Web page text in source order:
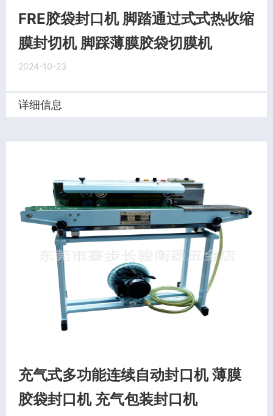
FRE胶袋封口机 脚踏通过式式热收缩
膜封切机 脚踩薄膜胶袋切膜机
2024-10-23
详细信息
充气式多功能连续自动封口机 薄膜
胶袋封口机 充气包装封口机